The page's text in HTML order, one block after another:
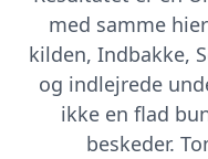
med samme
kilden, Indbakke,
og indlejrede
ikke en flad
beskeder.